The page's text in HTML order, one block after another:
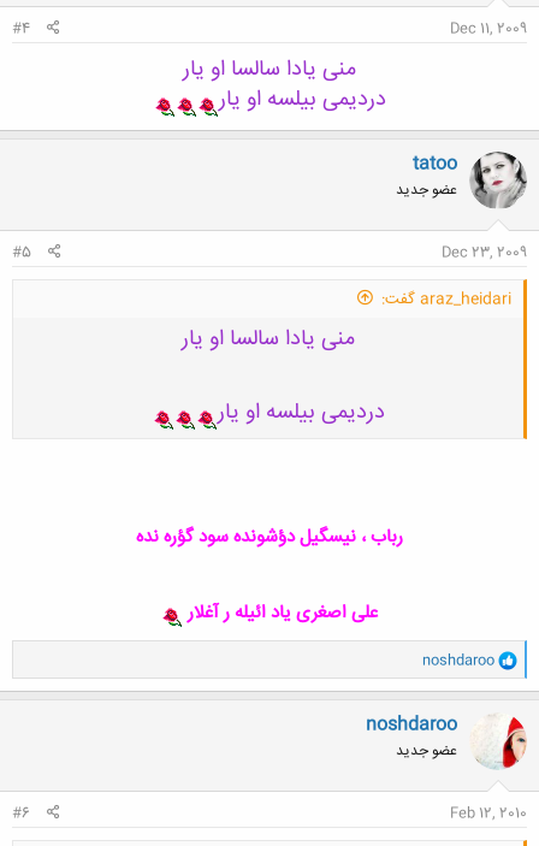
Dec 11, 2009
#4
منی یادا سالسا او یار
دردیمی بیلسه او یار
tatoo
عضو جدید
Dec 23, 2009
#5
araz_heidari گفت:
منی یادا سالسا او یار
دردیمی بیلسه او یار
رباب ، نیسگیل دؤشونده سود گؤره نده
علی اصغری یاد ائیله ر آغلار
و
ا
ک
ن
ا
noshdaroo
noshdaroo
عضو جدید
Feb 12, 2010
#6